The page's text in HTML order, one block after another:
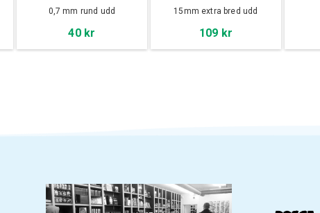
0,7 mm rund udd
40 kr
15mm extra bred udd
109 kr